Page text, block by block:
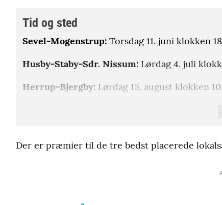
Tid og sted
Sevel-Mogenstrup: Torsdag 11. juni klokken
Husby-Staby-Sdr. Nissum: Lørdag 4. juli
Herrup-Bjergby: Lørdag 15. august klokken
Lørdag 22. august klokken 11.00-
Der er præmier til de tre bedst placerede